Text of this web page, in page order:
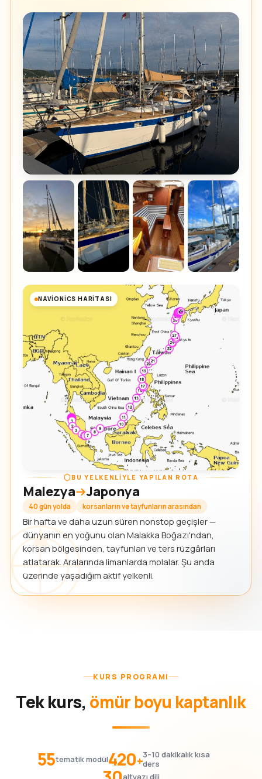
NAVIONICS HARITASI
BU YELKENLIYLE YAPILAN ROTA
Malezya Japonya
40 gün yolda korsanların ve tayfunların arasından
Bir hafta ve daha uzun süren nonstop geçişler —
dünyanın en yoğunu olan Malakka Boğazı'ndan,
korsan bölgesinden, tayfunları ve ters rüzgârları
atlatarak. Aralarında limanlarda molalar. Şu anda
üzerinde yaşadığım aktif yelkenli.
KURS PROGRAMI
Tek kurs, ömür boyu kaptanlık
55tematik modül420+3–10 dakikalık kısa
ders
altyazı dili